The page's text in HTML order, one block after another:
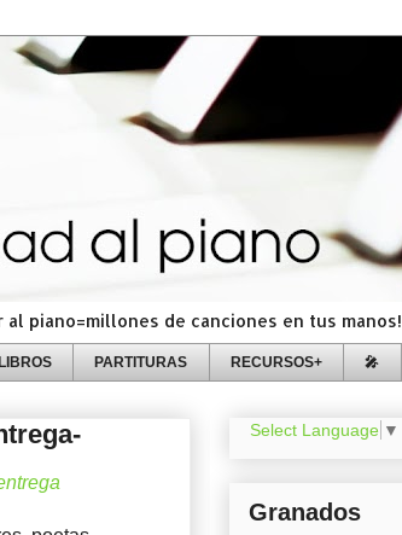
al piano=millones de canciones en tus manos!
LIBROS PARTITURAS RECURSOS+ 🎤
Select Language ▼
Granados